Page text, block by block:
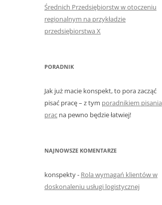
Średnich Przedsiębiorstw w otoczeniu
regionalnym na przykładzie
przedsiębiorstwa X
PORADNIK
Jak już macie konspekt, to pora zacząć
pisać pracę – z tym poradnikiem pisania
prac na pewno będzie łatwiej!
NAJNOWSZE KOMENTARZE
konspekty- Rola wymagań klientów w
doskonaleniu usługi logistycznej